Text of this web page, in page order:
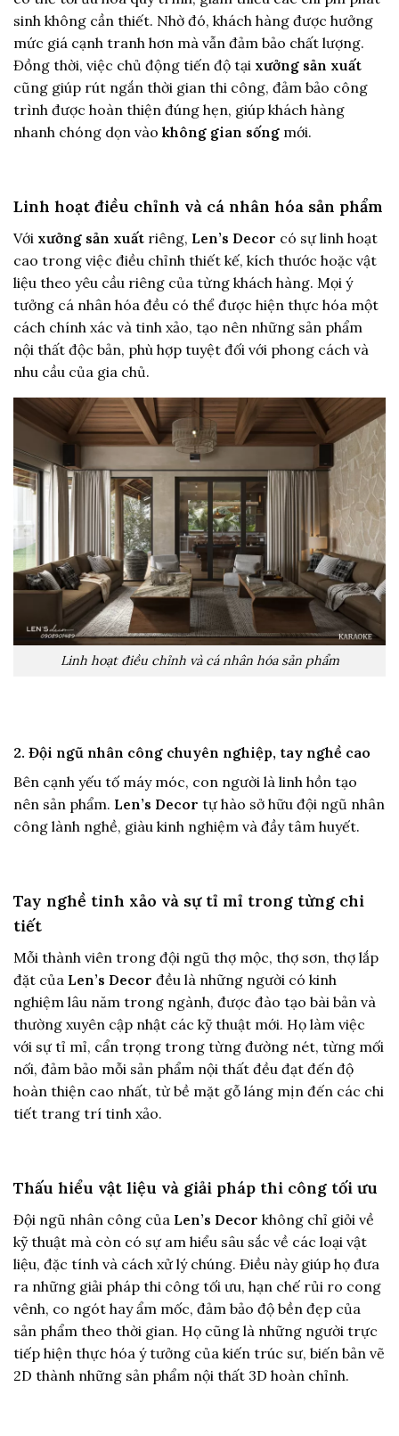
sinh không cần thiết. Nhờ đó, khách hàng được hưởng
mức giá cạnh tranh hơn mà vẫn đảm bảo chất lượng.
Đồng thời, việc chủ động tiến độ tại xưởng sản xuất
cũng giúp rút ngắn thời gian thi công, đảm bảo công
trình được hoàn thiện đúng hẹn, giúp khách hàng
nhanh chóng dọn vào không gian sống mới.
Linh hoạt điều chỉnh và cá nhân hóa sản phẩm
Với xưởng sản xuất riêng, Len’s Decor có sự linh hoạt
cao trong việc điều chỉnh thiết kế, kích thước hoặc vật
liệu theo yêu cầu riêng của từng khách hàng. Mọi ý
tưởng cá nhân hóa đều có thể được hiện thực hóa một
cách chính xác và tinh xảo, tạo nên những sản phẩm
nội thất độc bản, phù hợp tuyệt đối với phong cách và
nhu cầu của gia chủ.
Linh hoạt điều chỉnh và cá nhân hóa sản phẩm
2. Đội ngũ nhân công chuyên nghiệp, tay nghề cao
Bên cạnh yếu tố máy móc, con người là linh hồn tạo
nên sản phẩm. Len’s Decor tự hào sở hữu đội ngũ nhân
công lành nghề, giàu kinh nghiệm và đầy tâm huyết.
Tay nghề tinh xảo và sự tỉ mỉ trong từng chi
tiết
Mỗi thành viên trong đội ngũ thợ mộc, thợ sơn, thợ lắp
đặt của Len’s Decor đều là những người có kinh
nghiệm lâu năm trong ngành, được đào tạo bài bản và
thường xuyên cập nhật các kỹ thuật mới. Họ làm việc
với sự tỉ mỉ, cẩn trọng trong từng đường nét, từng mối
nối, đảm bảo mỗi sản phẩm nội thất đều đạt đến độ
hoàn thiện cao nhất, từ bề mặt gỗ láng mịn đến các chi
tiết trang trí tinh xảo.
Thấu hiểu vật liệu và giải pháp thi công tối ưu
Đội ngũ nhân công của Len’s Decor không chỉ giỏi về
kỹ thuật mà còn có sự am hiểu sâu sắc về các loại vật
liệu, đặc tính và cách xử lý chúng. Điều này giúp họ đưa
ra những giải pháp thi công tối ưu, hạn chế rủi ro cong
vênh, co ngót hay ẩm mốc, đảm bảo độ bền đẹp của
sản phẩm theo thời gian. Họ cũng là những người trực
tiếp hiện thực hóa ý tưởng của kiến trúc sư, biến bản vẽ
2D thành những sản phẩm nội thất 3D hoàn chỉnh.